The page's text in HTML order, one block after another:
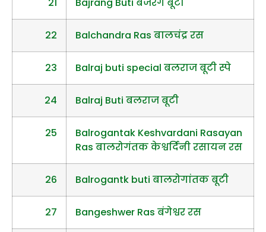
22 Balchandra Ras बालचंद्र रस
23 Balraj buti special बलराज बूटी स्पे
24 Balraj Buti बलराज बूटी
25
Balrogantak Keshvardani Rasayan
Ras बालरोगंतक केश्वर्दिनी रसायन रस
26 Balrogantk buti बालरोगांतक बूटी
27 Bangeshwer Ras बंगेश्वर रस